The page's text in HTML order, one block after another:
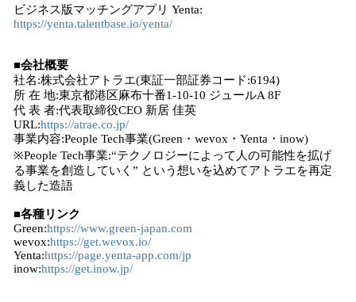
ビジネス版マッチングアプリ Yenta:
https://yenta.talentbase.io/yenta/
■会社概要
社名:株式会社アトラエ(東証一部証券コード:6194)
所 在 地:東京都港区麻布十番1-10-10 ジュールA 8F
代 表 者:代表取締役CEO 新居 佳英
URL:https://atrae.co.jp/
事業内容:People Tech事業(Green・wevox・Yenta・inow)
※People Tech事業:“テクノロジーによって人の可能性を拡げ
る事業を創造していく” という想いを込めてアトラエを再定
義した造語
■各種リンク
Green:https://www.green-japan.com
wevox:https://get.wevox.io/
Yenta:https://page.yenta-app.com/jp
inow:https://get.inow.jp/